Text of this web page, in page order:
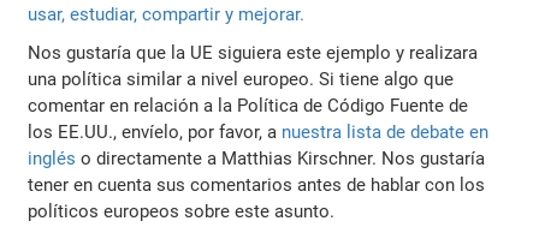
usar, estudiar, compartir y mejorar.
Nos gustaría que la UE siguiera este ejemplo y realizara
una política similar a nivel europeo. Si tiene algo que
comentar en relación a la Política de Código Fuente de
los EE.UU., envíelo, por favor, a nuestra lista de debate en
inglés o directamente a Matthias Kirschner. Nos gustaría
tener en cuenta sus comentarios antes de hablar con los
políticos europeos sobre este asunto.